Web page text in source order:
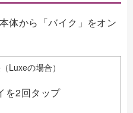
体から「バイク」をオン
Luxeの場合）
を2回タップ